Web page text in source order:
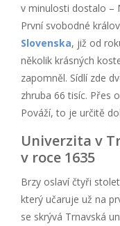
v minulosti dostalo –
První svobodné
Slovenska, již od
několik krásných
zapomněl. Sídlí zde
zhruba 66 tisíc. Přes
Pováží, to je určitě
Univerzita v
v roce 1635
Brzy oslaví čtyři
který učaruje už na
se skrývá Trnavská